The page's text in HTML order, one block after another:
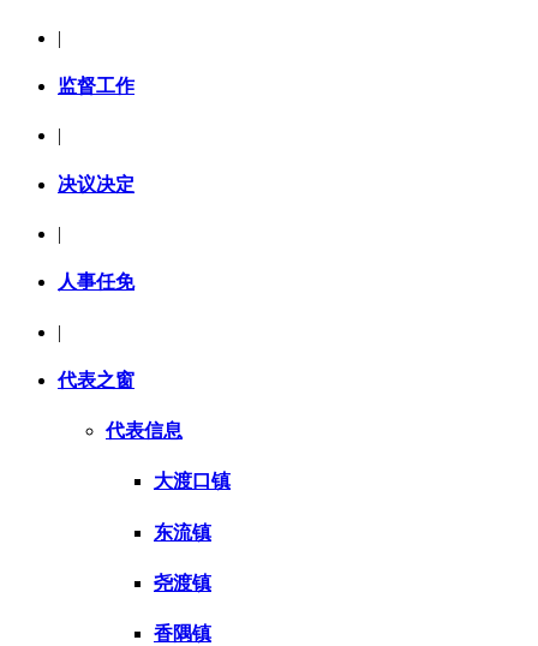
|
监督工作
决议决定
|
人事任免
|
代表之窗
代表信息
大渡口镇
东流镇
尧渡镇
香隅镇